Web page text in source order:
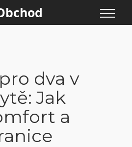
dva v
Jak
a